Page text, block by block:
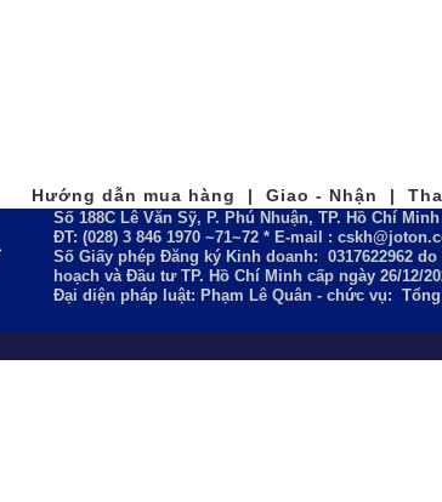
Hướng dẫn mua hàng | Giao - Nhận |
Số 188C Lê Văn Sỹ, P. Phú Nhuận, TP. Hồ Chí Minh
ĐT: (028) 3 846 1970 ~71~72 * E-mail :
Số Giấy phép Đăng ký Kinh doanh: 0317622962 do
hoạch và Đầu tư TP. Hồ Chí Minh cấp ngày 26/12/
Đại diện pháp luật: Phạm Lê Quân - chức vụ: